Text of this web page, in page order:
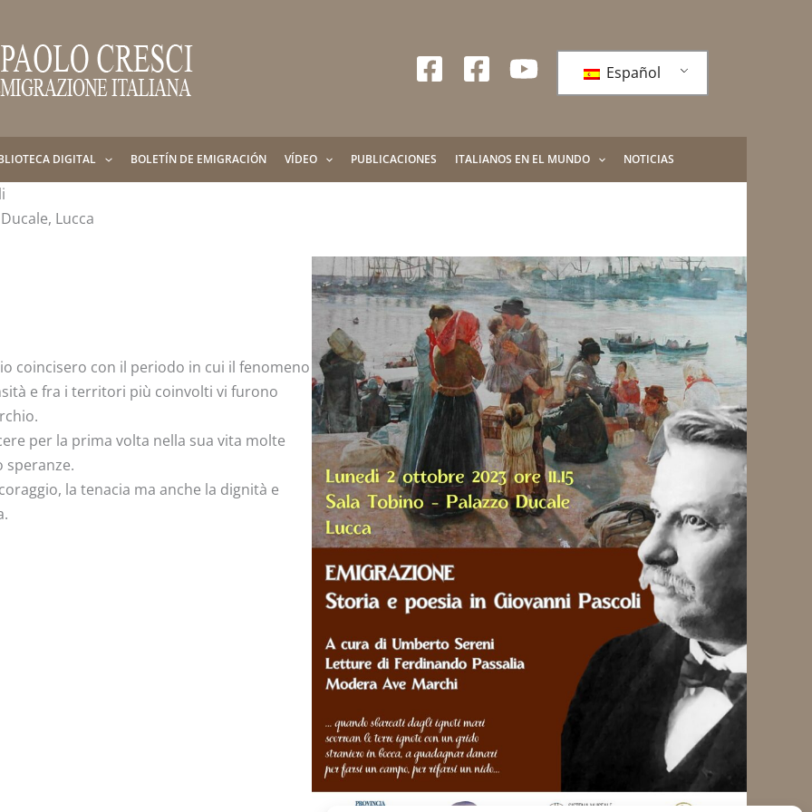
Español
DIGITAL BOLETÍN DE EMIGRACIÓN VÍDEO PUBLICACIONES ITALIANOS EN EL MUNDO NOTICIAS
Lucca
coincisero con il periodo in cui il fenomeno
e fra i territori più coinvolti vi furono
per la prima volta nella sua vita molte
speranze.
la tenacia ma anche la dignità e